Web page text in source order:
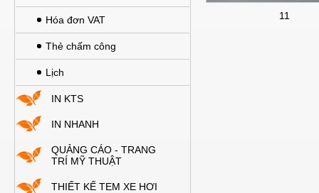
Hóa đơn VAT
Thẻ chấm công
Lịch
IN KTS
IN NHANH
QUẢNG CÁO - TRANG
TRÍ MỸ THUẬT
THIẾT KẾ TEM XE HƠI
11